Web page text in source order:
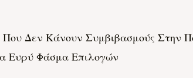
Που Δεν Κάνουν Συμβιβασμούς
Ευρύ Φάσμα Επιλογών